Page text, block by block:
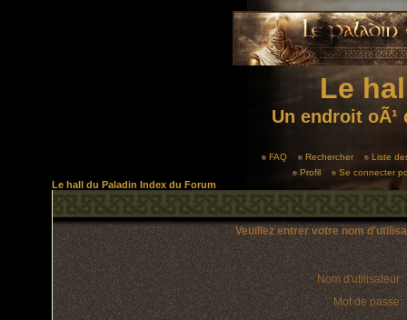
Le
Un endroit
FAQ Rechercher
Liste
Profil
Se connecter
Le hall du Paladin Index du Forum
Veuillez entrer votre nom
Nom d'utilisateur:
Mot de passe: